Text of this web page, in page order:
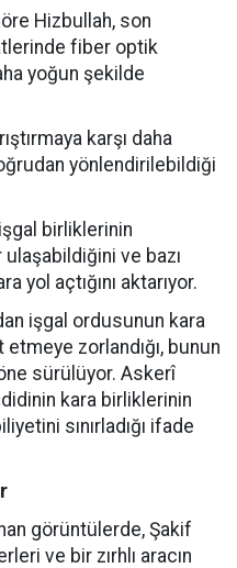
Hizbullah, son
fiber optik
yoğun şekilde
karşı daha
yönlendirilebildiği
birliklerinin
ulaşabildiğini ve bazı
yol açtığını aktarıyor.
işgal ordusunun kara
etmeye zorlandığı, bunun
sürülüyor. Askerî
kara birliklerinin
sınırladığı ifade
görüntülerde, Şakif
ve bir zırhlı aracın